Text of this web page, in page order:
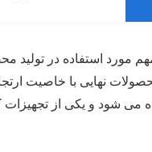
مورد استفاده در تولید
نهایی با خاصیت
می شود و یکی از